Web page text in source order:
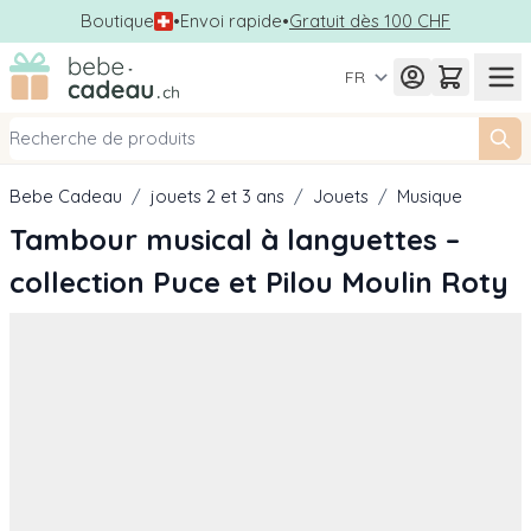
Boutique •Envoi rapide•Gratuit dès 100 CHF
Allez au contenu
FR
Bebe Cadeau / jouets 2 et 3 ans / Jouets / Musique
Tambour musical à languettes –
collection Puce et Pilou Moulin Roty